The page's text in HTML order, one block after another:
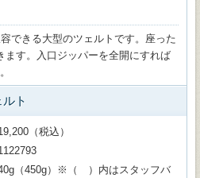
できる大型のツェルトです。座った
ます。入口ジッパーを全開にすれば
ト
（税込）
（450g）※（ ）内はスタッフバ